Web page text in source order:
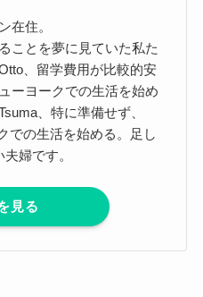
在住。
ことを夢に見ていた私た
、留学費用が比較的安
ーヨークでの生活を始め
、特に準備せず、
での生活を始める。足し
婦です。
見る